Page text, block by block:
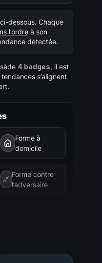
dessous. Chaque
l’ordreà son
détectée.
4 badges, il est
s’alignent
Forme à
domicile
Forme contre
l’adversaire